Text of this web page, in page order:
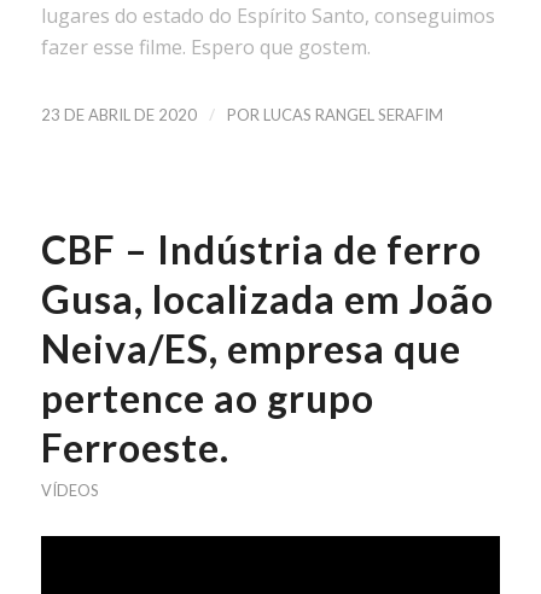
lugares do estado do Espírito Santo, conseguimos
fazer esse filme. Espero que gostem.
23 DE ABRIL DE 2020 / POR LUCAS RANGEL SERAFIM
CBF – Indústria de ferro
Gusa, localizada em João
Neiva/ES, empresa que
pertence ao grupo
Ferroeste.
VÍDEOS